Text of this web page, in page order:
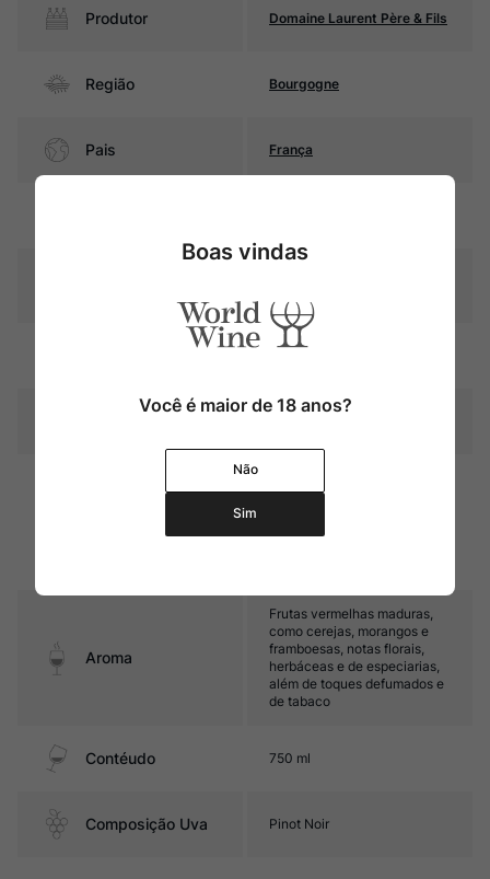
Produtor Domaine Laurent Père & Fils
Região Bourgogne
Pais França
18 meses em barricas de
firmes e ótima acidez. Seu
de frutas vermelhas maduras,
Aroma
Frutas vermelhas maduras,
como cerejas, morangos e
framboesas, notas florais,
herbáceas e de especiarias,
além de toques defumados e
de tabaco
Contéudo 750 ml
Composição Uva Pinot Noir
Boas vindas
Você é maior de 18 anos?
Não
Sim